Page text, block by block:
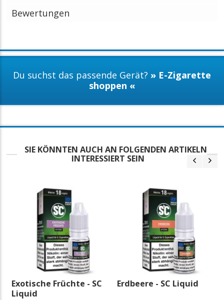
Bewertungen
Du suchst das passende Gerät? » E-Zigarette
shoppen «
SIE KÖNNTEN AUCH AN FOLGENDEN ARTIKELN
INTERESSIERT SEIN
Exotische Früchte - SC
Liquid
Erdbeere - SC Liquid